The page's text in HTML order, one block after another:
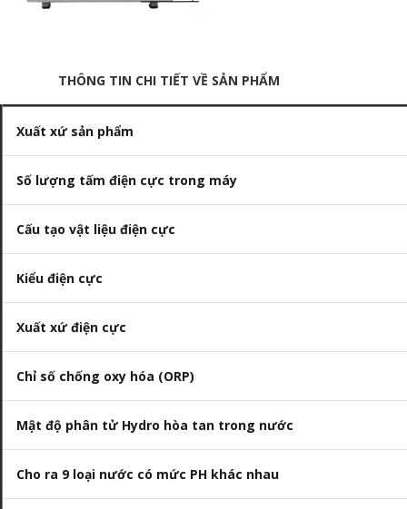
THÔNG TIN CHI TIẾT VỀ SẢN PHẨM
Xuất xứ sản phẩm
Số lượng tấm điện cực trong máy
Cấu tạo vật liệu điện cực
Kiểu điện cực
Xuất xứ điện cực
Chỉ số chống oxy hóa (ORP)
Mật độ phân tử Hydro hòa tan trong nước
Cho ra 9 loại nước có mức PH khác nhau